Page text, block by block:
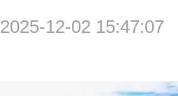
2025-12-02 15:47:07